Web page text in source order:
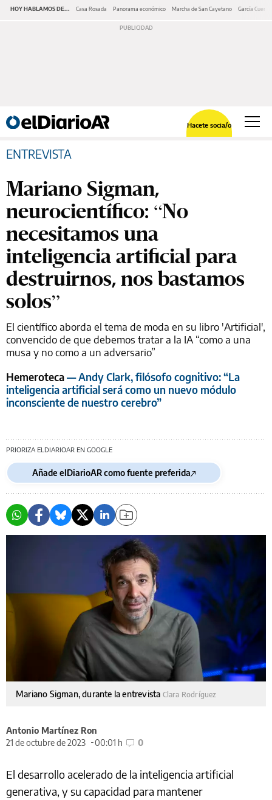
HOY HABLAMOS DE... Casa Rosada Panorama económico Marcha de San Cayetano García Cuerva
Hacete socia/o
ENTREVISTA
Mariano Sigman,
neurocientífico: “No
necesitamos una
inteligencia artificial para
destruirnos, nos bastamos
solos”
El científico aborda el tema de moda en su libro 'Artificial',
convencido de que debemos tratar a la IA “como a una
musa y no como a un adversario”
Hemeroteca— Andy Clark, filósofo cognitivo: “La
inteligencia artificial será como un nuevo módulo
inconsciente de nuestro cerebro”
PRIORIZA ELDIARIOAR EN GOOGLE
Añade elDiarioAR como fuente preferida
Mariano Sigman, durante la entrevista Clara Rodríguez
Antonio Martínez Ron
21 de octubre de 2023
00:01 h 0
El desarrollo acelerado de la inteligencia artificial
generativa, y su capacidad para mantener